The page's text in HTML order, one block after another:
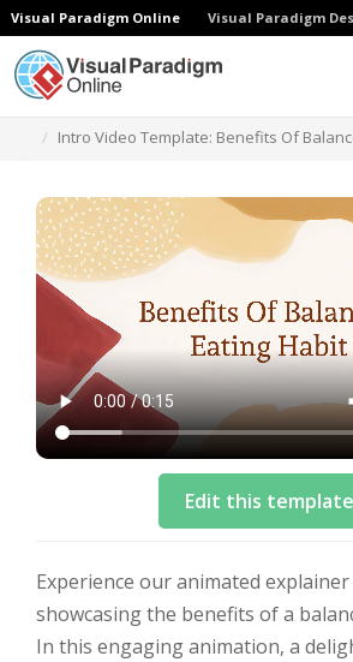
Visual Paradigm Online Visual Paradigm
Intro Video Template: Benefits Of
Edit this template
Experience our animated explainer
showcasing the benefits of a
In this engaging animation, a